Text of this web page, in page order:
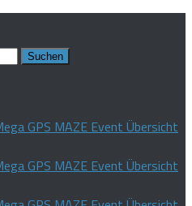
GPS MAZE Event Übersicht
GPS MAZE Event Übersicht